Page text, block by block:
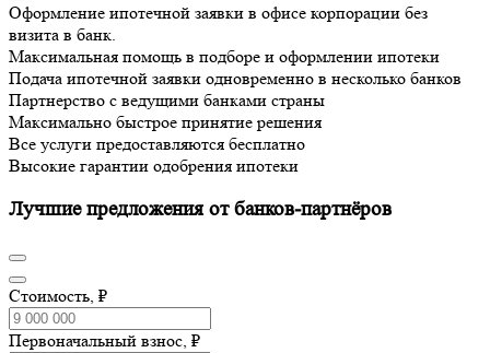
Оформление ипотечной заявки в офисе корпорации без
визита в банк.
Максимальная помощь в подборе и оформлении ипотеки
Подача ипотечной заявки одновременно в несколько банков
Партнерство с ведущими банками страны
Максимально быстрое принятие решения
Все услуги предоставляются бесплатно
Высокие гарантии одобрения ипотеки
Лучшие предложения от банков-партнёров
Стоимость, ₽
Первоначальный взнос, ₽